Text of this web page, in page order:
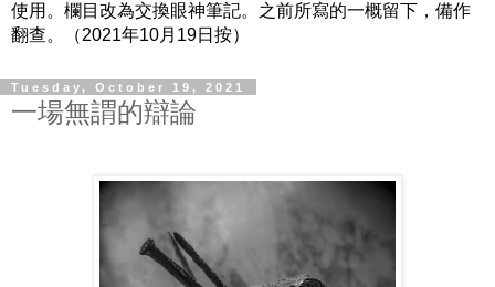
使用。欄目改為交換眼神筆記。之前所寫的一概留下，備作
翻查。（2021年10月19日按）
Tuesday, October 19, 2021
一場無謂的辯論